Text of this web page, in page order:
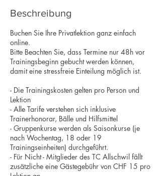
Beschreibung
Buchen Sie Ihre Privatlektion ganz einfach
online.
Bitte Beachten Sie, dass Termine nur 48h vor
Trainingsbeginn gebucht werden können,
damit eine stressfreie Einteilung möglich ist.
- Die Trainingskosten gelten pro Person und
Lektion
- Alle Tarife verstehen sich inklusive
Trainerhonorar, Bälle und Hilfsmittel
- Gruppenkurse werden als Saisonkurse (je
nach Wochentag, 18 oder 19
Trainingseinheiten) durchgeführt.
- Für Nicht - Mitglieder des TC Allschwil fällt
zusätzliche eine Gästegebühr von CHF 15 pro